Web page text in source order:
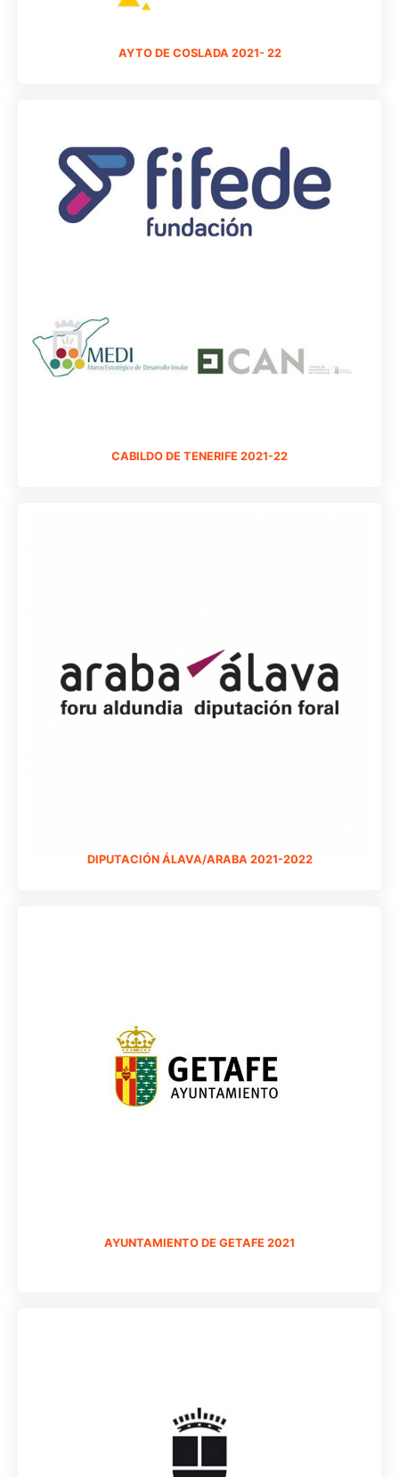
AYTO DE COSLADA 2021- 22
CABILDO DE TENERIFE 2021-22
DIPUTACIÓN ÁLAVA/ARABA 2021-2022
AYUNTAMIENTO DE GETAFE 2021